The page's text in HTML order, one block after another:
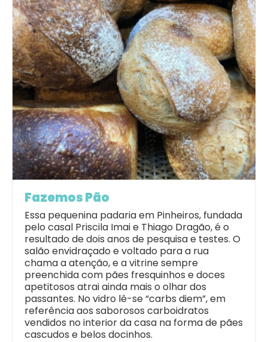
Fazemos Pão
Essa pequenina padaria em Pinheiros, fundada
pelo casal Priscila Imai e Thiago Dragão, é o
resultado de dois anos de pesquisa e testes. O
salão envidraçado e voltado para a rua
chama a atenção, e a vitrine sempre
preenchida com pães fresquinhos e doces
apetitosos atrai ainda mais o olhar dos
passantes. No vidro lê-se “carbs diem”, em
referência aos saborosos carboidratos
vendidos no interior da casa na forma de pães
cascudos e belos docinhos.